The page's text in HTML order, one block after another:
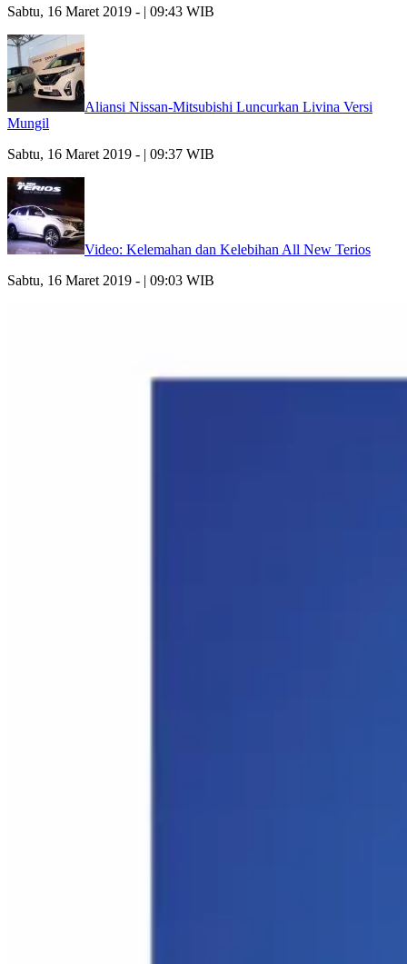
Sabtu, 16 Maret 2019 - | 09:43 WIB
Aliansi Nissan-Mitsubishi Luncurkan Livina Versi
Mungil
Sabtu, 16 Maret 2019 - | 09:37 WIB
Video: Kelemahan dan Kelebihan All New Terios
Sabtu, 16 Maret 2019 - | 09:03 WIB